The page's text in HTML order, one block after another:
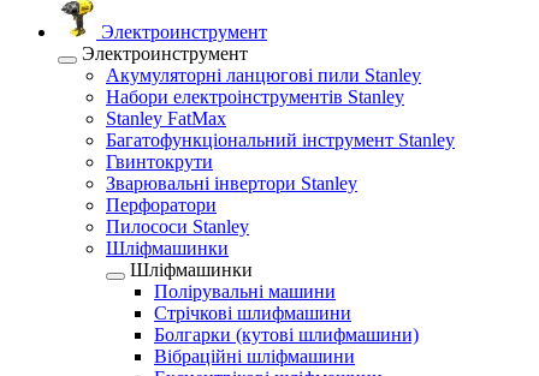
Электроинструмент
Электроинструмент
Акумуляторні ланцюгові пили Stanley
Набори електроінструментів Stanley
Stanley FatMax
Багатофункціональний інструмент Stanley
Гвинтокрути
Зварювальні інвертори Stanley
Перфоратори
Пилососи Stanley
Шліфмашинки
Шліфмашинки
Полірувальні машини
Стрічкові шлифмашини
Болгарки (кутові шлифмашини)
Вібраційні шліфмашини